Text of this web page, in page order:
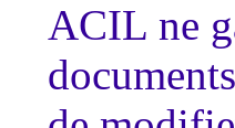
ACIL ne